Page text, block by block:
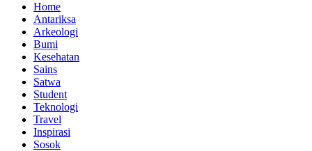
Home
Antariksa
Arkeologi
Bumi
Kesehatan
Sains
Satwa
Student
Teknologi
Travel
Inspirasi
Sosok